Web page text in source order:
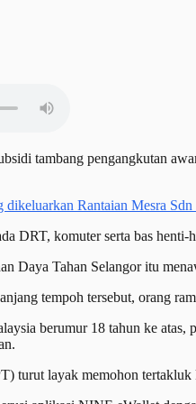
tambang pengangkutan
dikeluarkan Rantaian Mesra
DRT, komuter serta bas
Daya Tahan Selangor itu
tempoh tersebut, orang
berumur 18 tahun ke
turut layak memohon